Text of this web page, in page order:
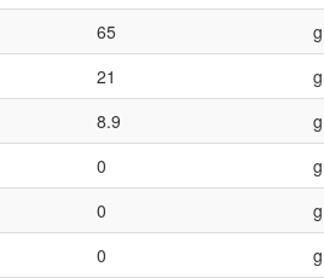
65 g
21 g
8.9 g
0 g
0 g
0 g